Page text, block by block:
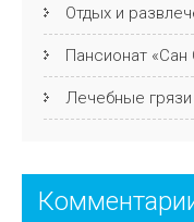
Отдых и
Пансионат «Сан
Лечебные грязи